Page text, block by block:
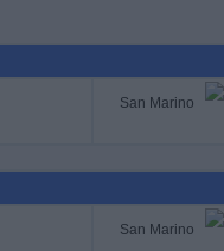
San Marino
San Marino